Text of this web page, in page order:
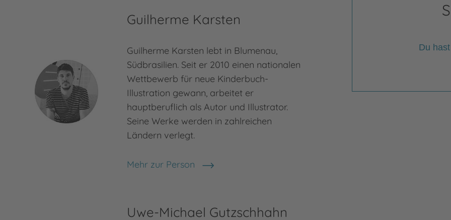
Du
Guilherme Karsten
Guilherme Karsten lebt in Blumenau,
Südbrasilien. Seit er 2010 einen nationalen
Wettbewerb für neue Kinderbuch-
Illustration gewann, arbeitet er
hauptberuflich als Autor und Illustrator.
Seine Werke werden in zahlreichen
Ländern verlegt.
Mehr zur Person
Guilherme Karsten
Uwe-Michael Gutzschhahn